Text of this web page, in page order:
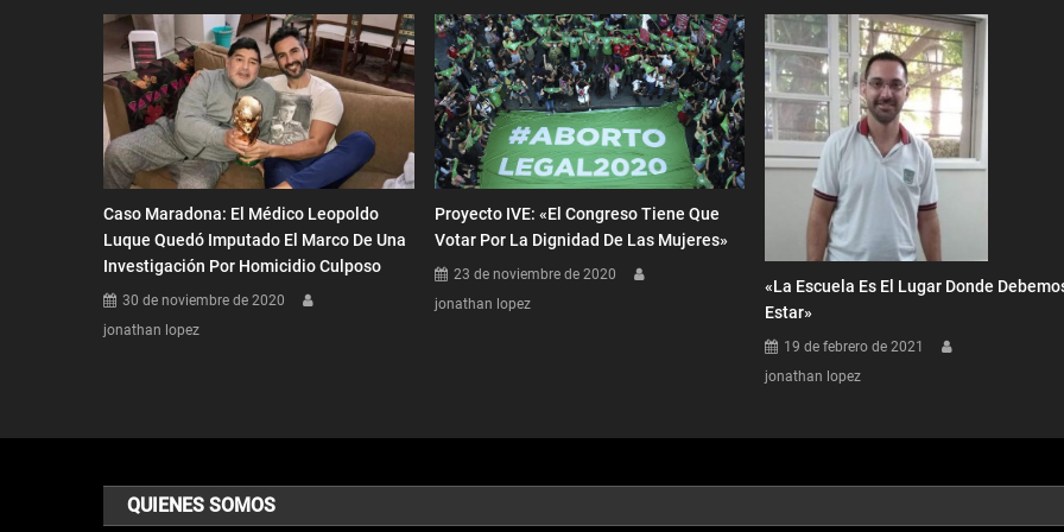
Caso Maradona: El Médico Leopoldo
Luque Quedó Imputado El Marco De Una
Investigación Por Homicidio Culposo
30 de noviembre de 2020
jonathan lopez
Proyecto IVE: «El Congreso Tiene Que
Votar Por La Dignidad De Las Mujeres»
23 de noviembre de 2020
jonathan lopez
«La Escuela Es El Lugar Donde
Estar»
19 de febrero de 2021
jonathan lopez
QUIENES SOMOS